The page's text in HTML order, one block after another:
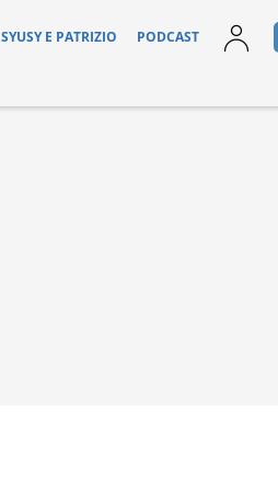
SYUSY E PATRIZIO PODCAST